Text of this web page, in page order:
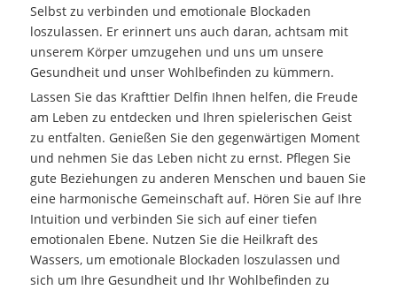
Selbst zu verbinden und emotionale Blockaden
loszulassen. Er erinnert uns auch daran, achtsam mit
unserem Körper umzugehen und uns um unsere
Gesundheit und unser Wohlbefinden zu kümmern.
Lassen Sie das Krafttier Delfin Ihnen helfen, die Freude
am Leben zu entdecken und Ihren spielerischen Geist
zu entfalten. Genießen Sie den gegenwärtigen Moment
und nehmen Sie das Leben nicht zu ernst. Pflegen Sie
gute Beziehungen zu anderen Menschen und bauen Sie
eine harmonische Gemeinschaft auf. Hören Sie auf Ihre
Intuition und verbinden Sie sich auf einer tiefen
emotionalen Ebene. Nutzen Sie die Heilkraft des
Wassers, um emotionale Blockaden loszulassen und
sich um Ihre Gesundheit und Ihr Wohlbefinden zu